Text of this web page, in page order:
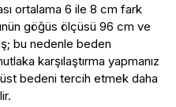
ortalama 6 ile 8 cm fark
göğüs ölçüsü 96 cm ve
bu nedenle beden
karşılaştırma yapmanız
bedeni tercih etmek daha